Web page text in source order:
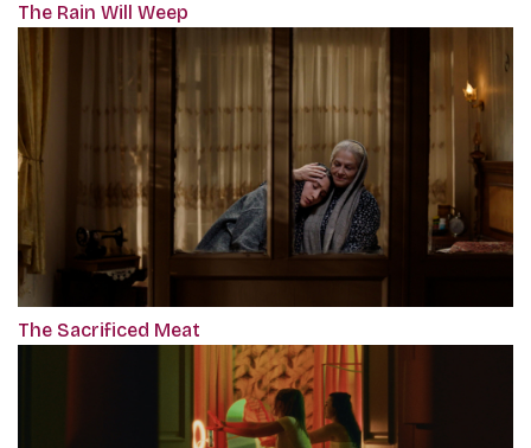
The Rain Will Weep
The Sacrificed Meat